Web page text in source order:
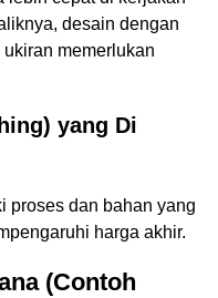
desain dengan
memerlukan
yang Di
proses dan bahan yang
harga akhir.
(Contoh